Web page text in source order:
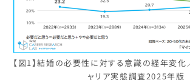
【図1】結婚の必要性に対する意識の経年変化
ャリア実態調査2025年版